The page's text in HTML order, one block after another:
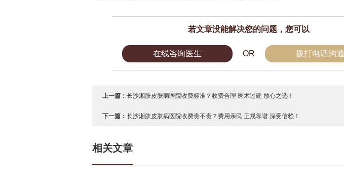
若文章没能解决您的问题，您可以
在线咨询医生 OR 拨打电话沟通
上一篇： 长沙湘肤皮肤病医院收费标准？收费合理 医术过硬 放心之选！
下一篇： 长沙湘肤皮肤病医院收费贵不贵？费用亲民 正规靠谱 深受信赖！
相关文章